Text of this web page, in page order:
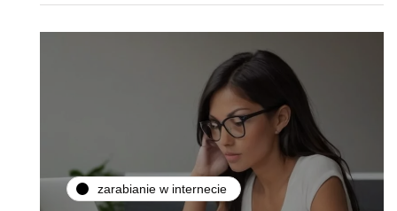
zarabianie w internecie